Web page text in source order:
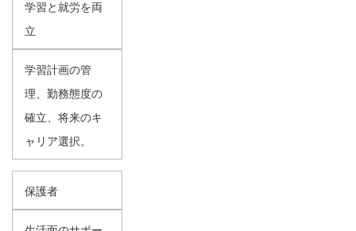
学習と就労を両
立
学習計画の管
理、勤務態度の
確立、将来のキ
ャリア選択。
保護者